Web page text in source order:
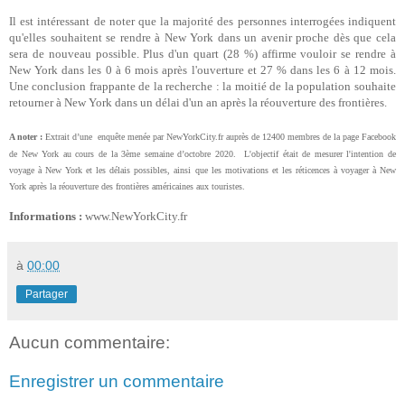
Il est intéressant de noter que la majorité des personnes interrogées indiquent
qu'elles souhaitent se rendre à New York dans un avenir proche dès que cela
sera de nouveau possible. Plus d'un quart (28 %) affirme vouloir se rendre à
New York dans les 0 à 6 mois après l'ouverture et 27 % dans les 6 à 12 mois.
Une conclusion frappante de la recherche : la moitié de la population souhaite
retourner à New York dans un délai d'un an après la réouverture des frontières.
A noter : Extrait d’une enquête menée par NewYorkCity.fr auprès de 12400 membres de la page Facebook
de New York au cours de la 3ème semaine d’octobre 2020.
L'objectif était de mesurer l'intention de
voyage à New York et les délais possibles, ainsi que les motivations et les réticences à voyager à New
York après la réouverture des frontières américaines aux touristes.
Informations : www.NewYorkCity.fr
à 00:00
Partager
Aucun commentaire:
Enregistrer un commentaire